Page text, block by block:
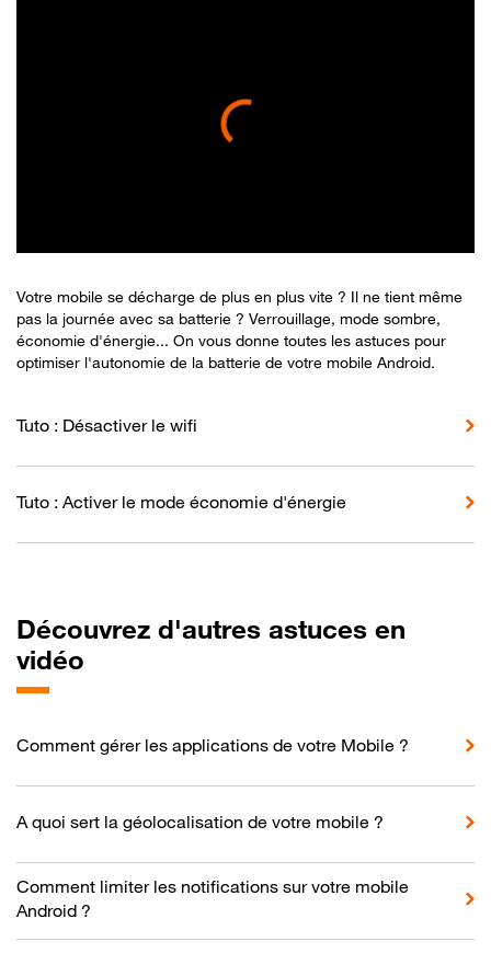
Votre mobile se décharge de plus en plus vite ? Il ne tient même
pas la journée avec sa batterie ? Verrouillage, mode sombre,
économie d'énergie... On vous donne toutes les astuces pour
optimiser l'autonomie de la batterie de votre mobile Android.
Tuto : Désactiver le wifi
Tuto : Activer le mode économie d'énergie
Découvrez d'autres astuces en
vidéo
Comment gérer les applications de votre Mobile ?
A quoi sert la géolocalisation de votre mobile ?
Comment limiter les notifications sur votre mobile
Android ?